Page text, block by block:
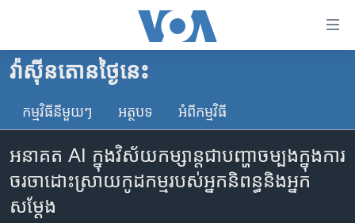
គេហទំព័រ​
ទាក់ទង
និង​
ចូល​
ទំព័រ​
ព័ត៌មាន​​
កម្ពុជា
អន្តរជាតិ
ហេឡូវីអូអេ
វ៉ាស៊ីនតោន​ថ្ងៃ​នេះ
កម្មវិធី​នីមួយៗ អត្ថបទ​ អំពី​កម្មវិធី​
អនាគត AI ក្នុងវិស័យកម្សាន្តជាបញ្ហាចម្បងក្នុងការ
ចរចាដោះស្រាយកូដកម្មរបស់អ្នកនិពន្ធនិងអ្នក
សម្តែង